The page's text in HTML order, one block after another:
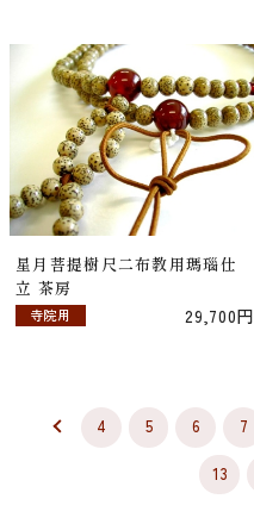
星月菩提樹尺二布教用瑪瑙仕
立 茶房
29,700円
寺院用
4 5 6 7
13